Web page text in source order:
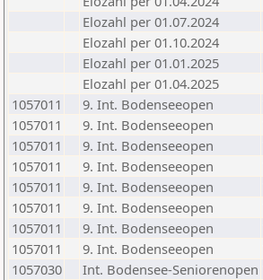
Elozahl per 01.07.2024
Elozahl per 01.10.2024
Elozahl per 01.01.2025
Elozahl per 01.04.2025
1057011
9. Int. Bodenseeopen
1057011
9. Int. Bodenseeopen
1057011
9. Int. Bodenseeopen
1057011
9. Int. Bodenseeopen
1057011
9. Int. Bodenseeopen
1057011
9. Int. Bodenseeopen
1057011
9. Int. Bodenseeopen
1057011
9. Int. Bodenseeopen
1057030
Int. Bodensee-Seniorenopen